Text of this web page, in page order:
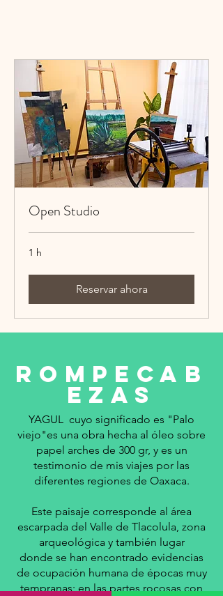
Open Studio
1 h
Reservar ahora
Rompecab
ezas
YAGUL cuyo significado es "Palo
viejo"es una obra hecha al óleo sobre
papel arches de 300 gr, y es un
testimonio de mis viajes por las
diferentes regiones de Oaxaca.
Este paisaje corresponde al área
escarpada del Valle de Tlacolula, zona
arqueológica y también lugar
donde se han encontrado evidencias
de ocupación humana de épocas muy
tempranas; en las partes rocosascon